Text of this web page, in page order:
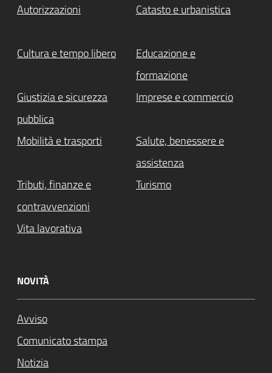
Autorizzazioni Catasto e urbanistica
Cultura e tempo libero
Educazione e
formazione
Giustizia e sicurezza
pubblica
Imprese e commercio
Mobilità e trasporti
Salute, benessere e
assistenza
Tributi, finanze e
contravvenzioni
Turismo
Vita lavorativa
NOVITÀ
Avviso
Comunicato stampa
Notizia